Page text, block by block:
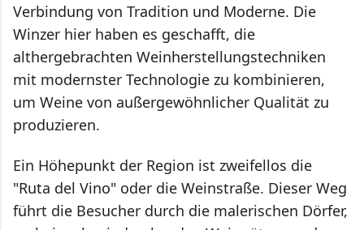
Verbindung von Tradition und Moderne. Die
Winzer hier haben es geschafft, die
althergebrachten Weinherstellungstechniken
mit modernster Technologie zu kombinieren,
um Weine von außergewöhnlicher Qualität zu
produzieren.
Ein Höhepunkt der Region ist zweifellos die
"Ruta del Vino" oder die Weinstraße. Dieser Weg
führt die Besucher durch die malerischen Dörfer,